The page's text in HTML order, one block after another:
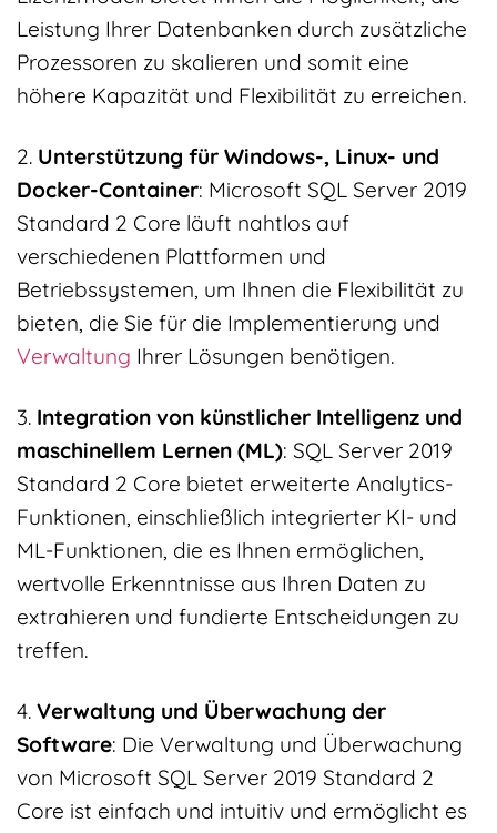
Leistung Ihrer Datenbanken durch zusätzliche
Prozessoren zu skalieren und somit eine
höhere Kapazität und Flexibilität zu erreichen.
2. Unterstützung für Windows-, Linux- und
Docker-Container: Microsoft SQL Server 2019
Standard 2 Core läuft nahtlos auf
verschiedenen Plattformen und
Betriebssystemen, um Ihnen die Flexibilität zu
bieten, die Sie für die Implementierung und
Verwaltung Ihrer Lösungen benötigen.
3. Integration von künstlicher Intelligenz und
maschinellem Lernen (ML): SQL Server 2019
Standard 2 Core bietet erweiterte Analytics-
Funktionen, einschließlich integrierter KI- und
ML-Funktionen, die es Ihnen ermöglichen,
wertvolle Erkenntnisse aus Ihren Daten zu
extrahieren und fundierte Entscheidungen zu
treffen.
4. Verwaltung und Überwachung der
Software: Die Verwaltung und Überwachung
von Microsoft SQL Server 2019 Standard 2
Core ist einfach und intuitiv und ermöglicht es